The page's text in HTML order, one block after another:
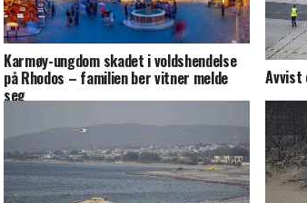
Karmøy-ungdom skadet i voldshendelse
på Rhodos – familien ber vitner melde
seg